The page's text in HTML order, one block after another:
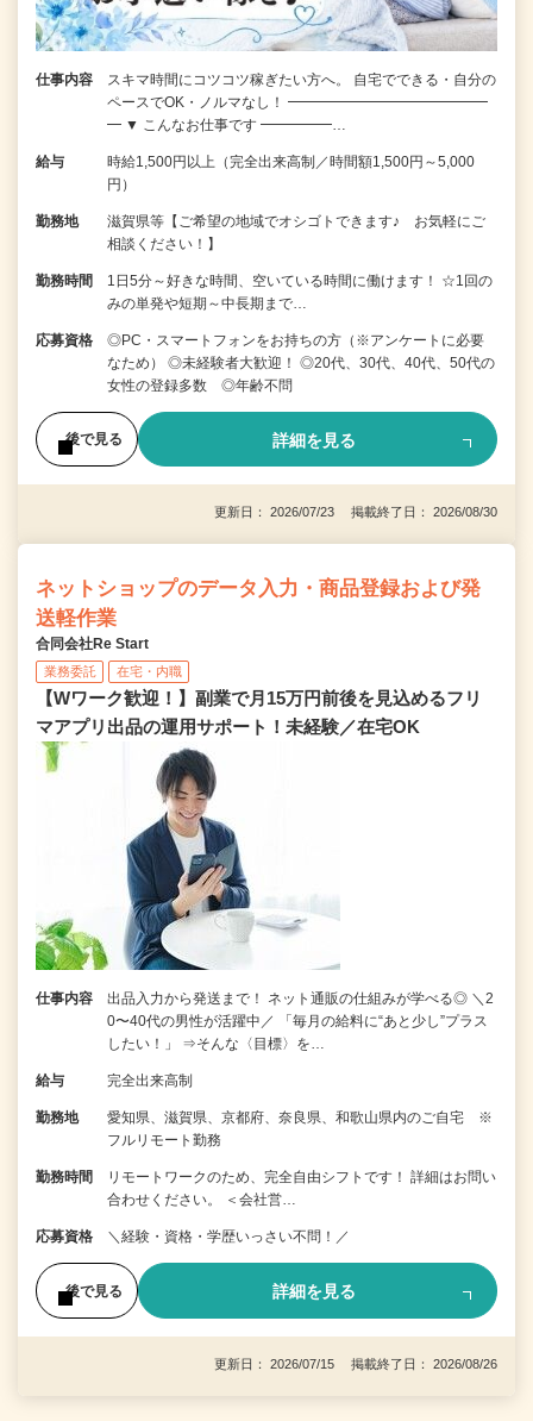
仕事内容
スキマ時間にコツコツ稼ぎたい方へ。 自宅でできる・自分の
ペースでOK・ノルマなし！ ━━━━━━━━━━━━━━
━ ▼ こんなお仕事です ━━━━━…
給与
時給1,500円以上（完全出来高制／時間額1,500円～5,000
円）
勤務地
滋賀県等【ご希望の地域でオシゴトできます♪ お気軽にご
相談ください！】
勤務時間
1日5分～好きな時間、空いている時間に働けます！ ☆1回の
みの単発や短期～中長期まで…
応募資格
◎PC・スマートフォンをお持ちの方（※アンケートに必要
なため） ◎未経験者大歓迎！ ◎20代、30代、40代、50代の
女性の登録多数 ◎年齢不問
後で見る 詳細を見る
更新日： 2026/07/23 掲載終了日： 2026/08/30
ネットショップのデータ入力・商品登録および発
送軽作業
合同会社Re Start
業務委託 在宅・内職
【Wワーク歓迎！】副業で月15万円前後を見込めるフリ
マアプリ出品の運用サポート！未経験／在宅OK
仕事内容
出品入力から発送まで！ ネット通販の仕組みが学べる◎ ＼2
0〜40代の男性が活躍中／ 「毎月の給料に“あと少し”プラス
したい！」 ⇒そんな〈目標〉を…
給与 完全出来高制
勤務地
愛知県、滋賀県、京都府、奈良県、和歌山県内のご自宅 ※
フルリモート勤務
勤務時間
リモートワークのため、完全自由シフトです！ 詳細はお問い
合わせください。 ＜会社営…
応募資格 ＼経験・資格・学歴いっさい不問！／
後で見る 詳細を見る
更新日： 2026/07/15 掲載終了日： 2026/08/26